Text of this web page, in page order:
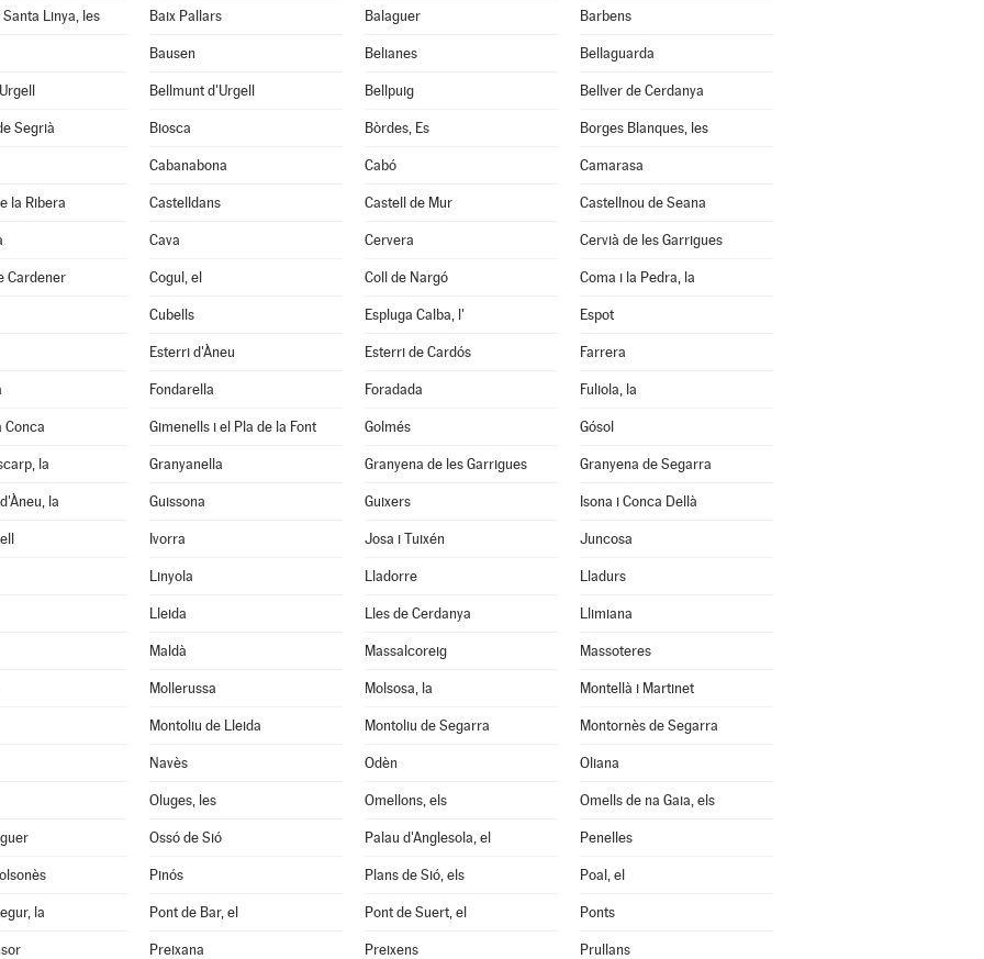
Linya, les Baix Pallars Balaguer Barbens
Bausen Belianes Bellaguarda
Bellmunt d'Urgell Bellpuig Bellver de Cerdanya
Segrià Biosca Bòrdes, Es Borges Blanques, les
Cabanabona Cabó Camarasa
la Ribera Castelldans Castell de Mur Castellnou de Seana
Cava Cervera Cervià de les Garrigues
Cardener Cogul, el Coll de Nargó Coma i la Pedra, la
Cubells Espluga Calba, l' Espot
Esterri d'Àneu Esterri de Cardós Farrera
Fondarella Foradada Fuliola, la
Conca Gimenells i el Pla de la Font Golmés Gósol
la Granyanella Granyena de les Garrigues Granyena de Segarra
la Guissona Guixers Isona i Conca Dellà
Ivorra Josa i Tuixén Juncosa
Linyola Lladorre Lladurs
Lleida Lles de Cerdanya Llimiana
Maldà Massalcoreig Massoteres
Mollerussa Molsosa, la Montellà i Martinet
Montoliu de Lleida Montoliu de Segarra Montornès de Segarra
Navès Odèn Oliana
Oluges, les Omellons, els Omells de na Gaia, els
Ossó de Sió Palau d'Anglesola, el Penelles
Pinós Plans de Sió, els Poal, el
la Pont de Bar, el Pont de Suert, el Ponts
Preixana Preixens Prullans